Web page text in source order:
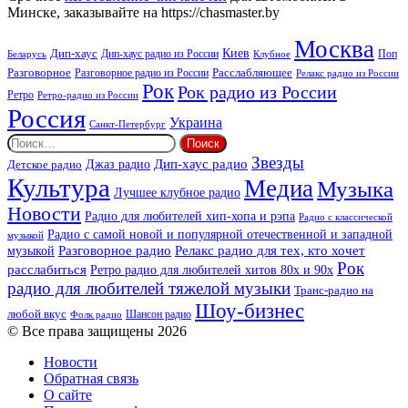
Минске, заказывайте на https://chasmaster.by
Беларусь Дип-хаус Дип-хаус радио из России Киев Клубное Москва Поп
Разговорное Разговорное радио из России Расслабляющее Релакс радио из России
Ретро Ретро-радио из России РокРок радио из России
Россия Санкт-Петербург Украина
Найти:
Детское радио Джаз радио Дип-хаус радио Звезды
Культура Лучшее клубное радио МедиаМузыка
Новости Радио для любителей хип-хопа и рэпа Радио с классической
музыкой Радио с самой новой и популярной отечественной и западной
музыкой Разговорное радио Релакс радио для тех, кто хочет
расслабиться Ретро радио для любителей хитов 80х и 90х Рок
радио для любителей тяжелой музыки Транс-радио на
любой вкус Фолк радио Шансон радио Шоу-бизнес
© Все права защищены 2026
Новости
Обратная связь
О сайте